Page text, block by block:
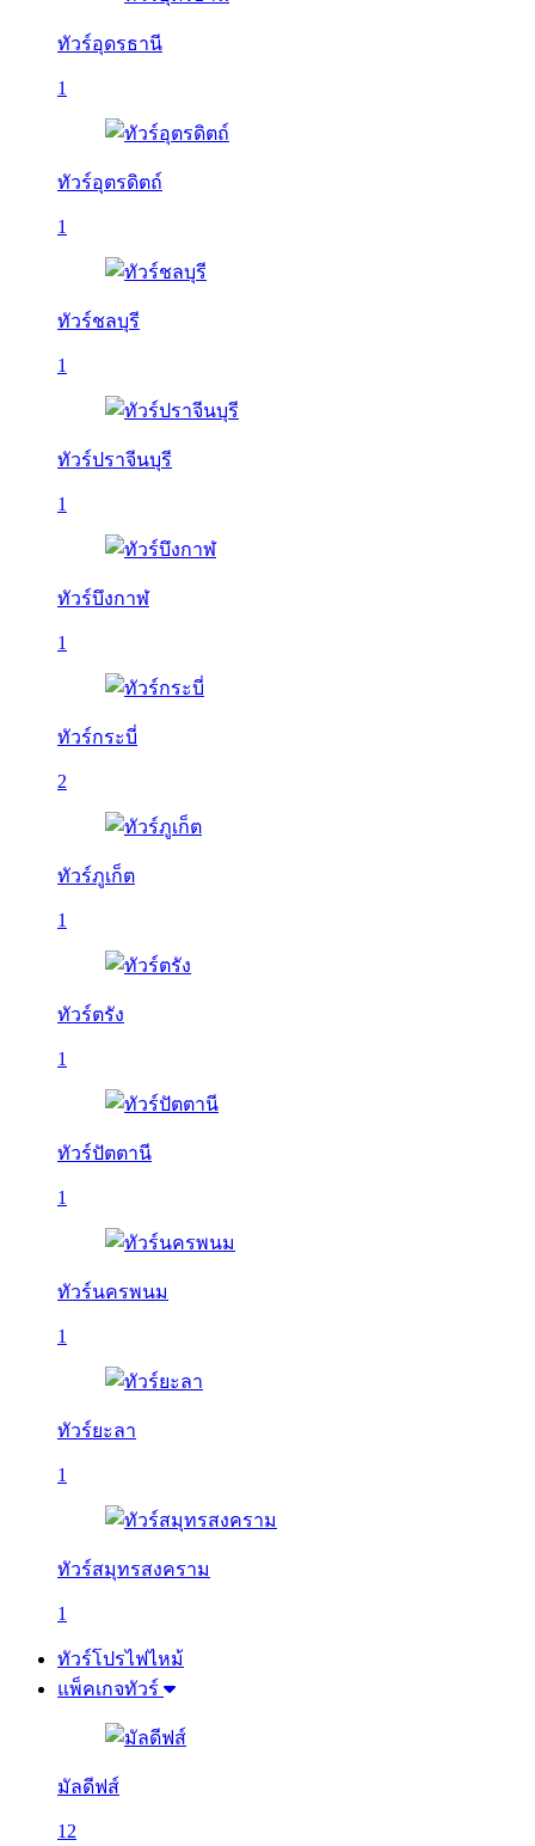
ทัวร์อุดรธานี
1
ทัวร์อุตรดิตถ์
1
ทัวร์ชลบุรี
1
ทัวร์ปราจีนบุรี
1
ทัวร์บึงกาฬ
1
ทัวร์กระบี่
2
ทัวร์ภูเก็ต
1
ทัวร์ตรัง
1
ทัวร์ปัตตานี
1
ทัวร์นครพนม
1
ทัวร์ยะลา
1
ทัวร์สมุทรสงคราม
1
ทัวร์โปรไฟไหม้
แพ็คเกจทัวร์
มัลดีฟส์
12